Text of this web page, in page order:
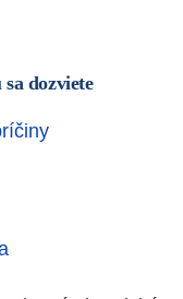
dozviete